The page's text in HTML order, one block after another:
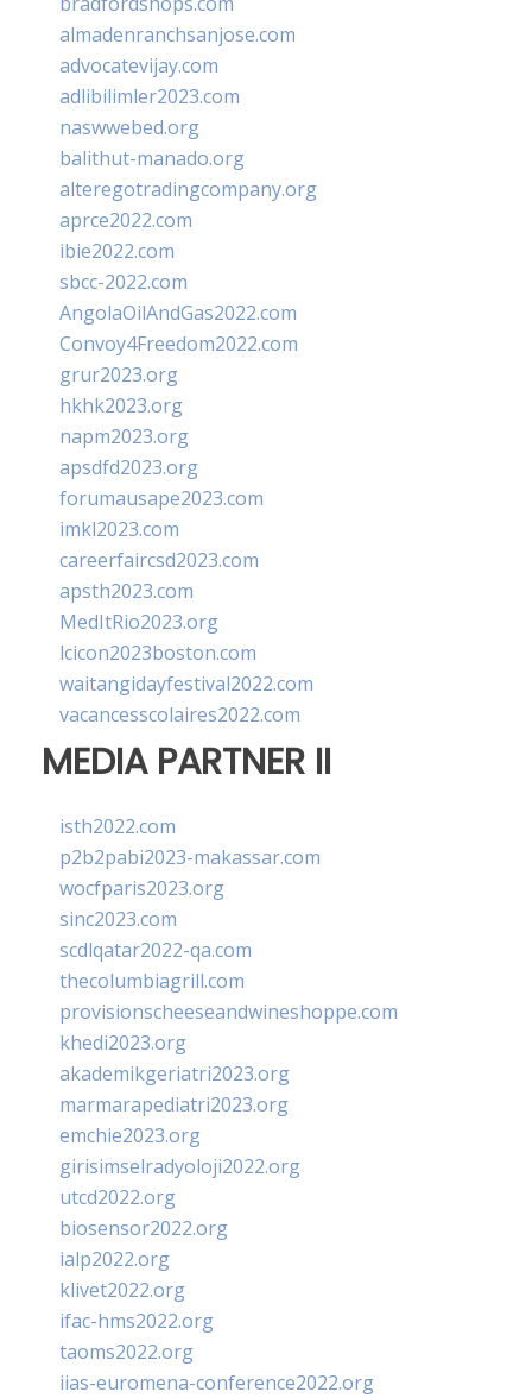
almadenranchsanjose.com
advocatevijay.com
adlibilimler2023.com
naswwebed.org
balithut-manado.org
alteregotradingcompany.org
aprce2022.com
ibie2022.com
sbcc-2022.com
AngolaOilAndGas2022.com
Convoy4Freedom2022.com
grur2023.org
hkhk2023.org
napm2023.org
apsdfd2023.org
forumausape2023.com
imkl2023.com
careerfaircsd2023.com
apsth2023.com
MedItRio2023.org
lcicon2023boston.com
waitangidayfestival2022.com
vacancesscolaires2022.com
MEDIA PARTNER II
isth2022.com
p2b2pabi2023-makassar.com
wocfparis2023.org
sinc2023.com
scdlqatar2022-qa.com
thecolumbiagrill.com
provisionscheeseandwineshoppe.com
khedi2023.org
akademikgeriatri2023.org
marmarapediatri2023.org
emchie2023.org
girisimselradyoloji2022.org
utcd2022.org
biosensor2022.org
ialp2022.org
klivet2022.org
ifac-hms2022.org
taoms2022.org
iias-euromena-conference2022.org